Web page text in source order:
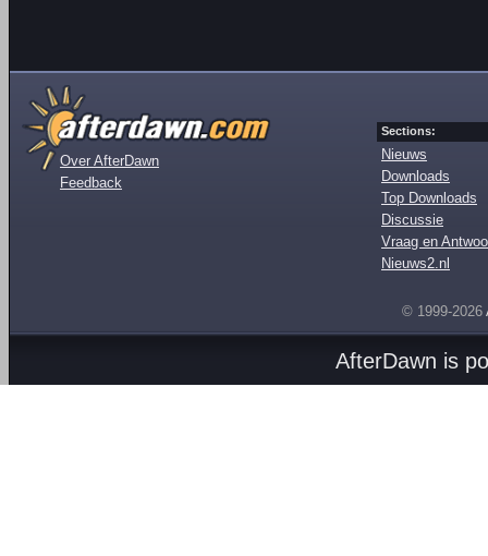
Over AfterDawn
Feedback
Sections:
Nieuws
Downloads
Top Downloads
Discussie
Vraag en
Nieuws2.nl
© 1999-2026
AfterDawn is